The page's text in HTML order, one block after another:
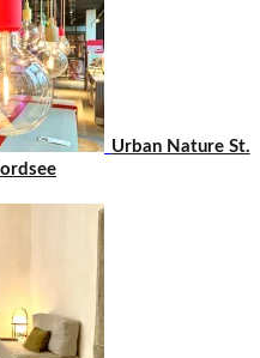
Urban Nature St.